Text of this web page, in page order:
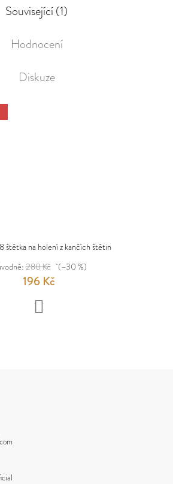
Související (1)
Hodnocení
Diskuze
štětka na holení z kančích štětin
280 Kč (–30 %)
196 Kč